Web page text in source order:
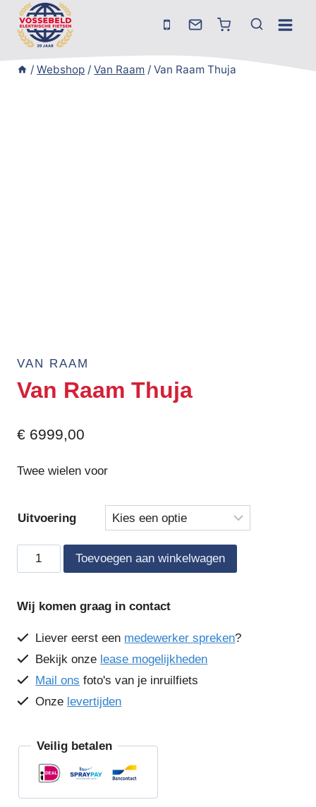
Doorgaan
naar
inhoud
/ Webshop / Van Raam / Van Raam Thuja
VAN RAAM
Van Raam Thuja
€ 6999,00
Twee wielen voor
Uitvoering
Raam
aantal
Toevoegen aan winkelwagen
Wij komen graag in contact
Liever eerst een medewerker spreken?
Bekijk onze lease mogelijkheden
Mail ons foto's van je inruilfiets
Onze levertijden
Veilig betalen